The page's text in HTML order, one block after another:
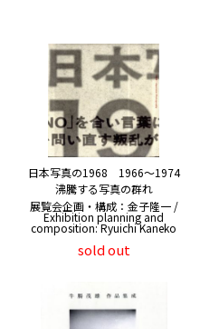
日本写真の1968 1966〜1974
沸騰する写真の群れ
展覧会企画・構成：金子隆一 /
Exhibition planning and
composition: Ryuichi Kaneko
sold out